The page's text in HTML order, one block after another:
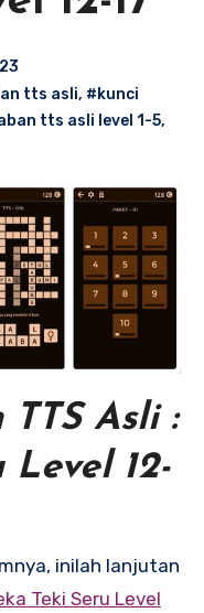
tts asli, #kunci
tts asli level 1-5,
TTS Asli :
Level 12-
Teki Seru Level